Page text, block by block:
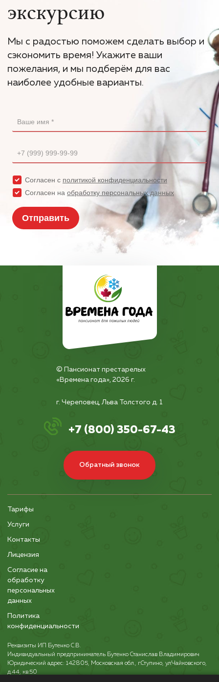
экскурсию
Мы с радостью поможем сделать выбор и
сэкономить время! Укажите ваши
пожелания, и мы подберём для вас
наиболее удобные варианты.
© Пансионат престарелых
«Времена года», 2026 г.
г. Череповец, Льва Толстого д. 1
+7 (800) 350-67-43
Обратный звонок
Тарифы
Услуги
Контакты
Лицензия
Согласие на
обработку
персональных
данных
Политика
конфиденциальности
Реквизиты ИП Бутенко С.В.
Индивидуальный предприниматель Бутенко Станислав Владимирович
Юридический адрес: 142805, Московская обл., г.Ступино, ул.Чайковского,
д.44, кв.50